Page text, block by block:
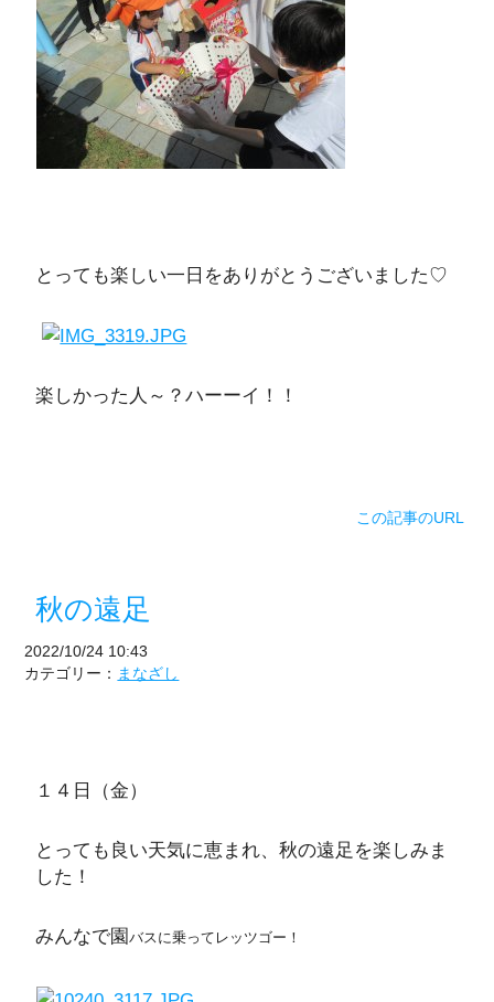
とっても楽しい一日をありがとうございました♡
楽しかった人～？ハーーイ！！
この記事のURL
秋の遠足
2022/10/24 10:43
カテゴリー： まなざし
１４日（金）
とっても良い天気に恵まれ、秋の遠足を楽しみま
した！
みんなで園バスに乗ってレッツゴー！